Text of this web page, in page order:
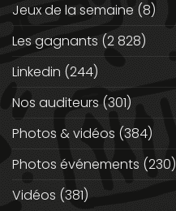
Jeux de la semaine (8)
Les gagnants (2 828)
Linkedin (244)
Nos auditeurs (301)
Photos & vidéos (384)
Photos événements (230)
Vidéos (381)